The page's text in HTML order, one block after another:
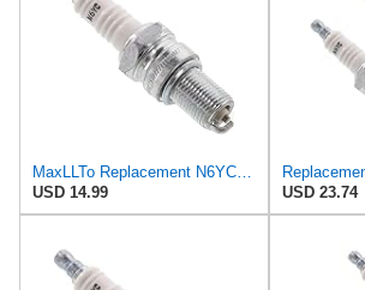
MaxLLTo Replacement N6YC Spark Plug for Champion
USD 14.99
USD 23.74